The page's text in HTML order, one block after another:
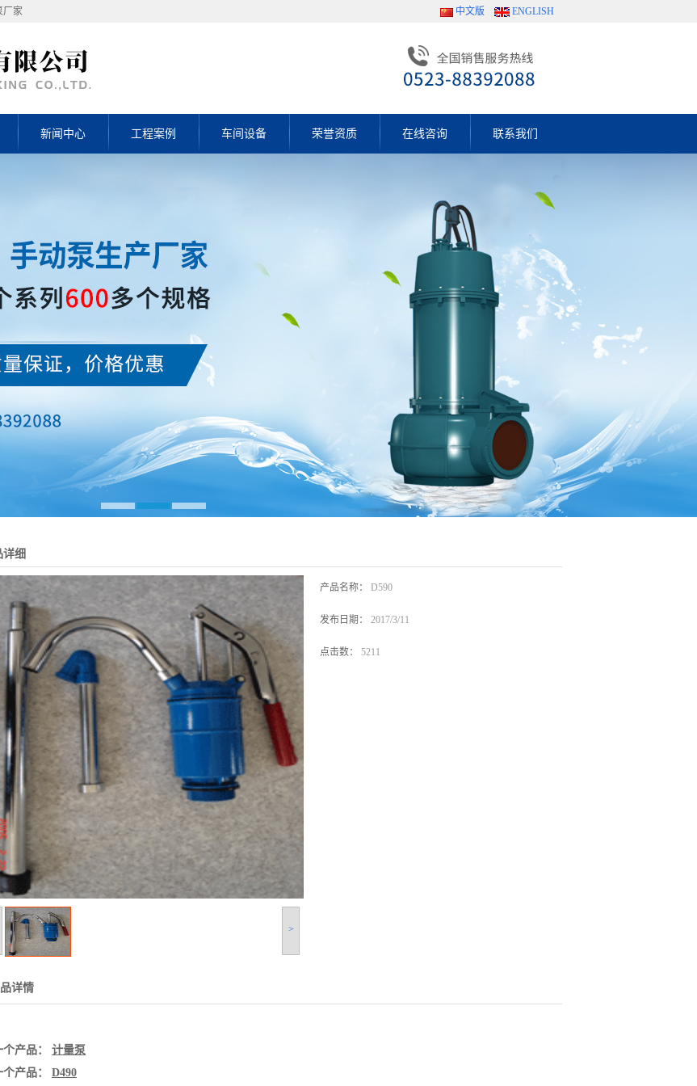
厂家 中文版 ENGLISH
新闻中心 工程案例 车间设备 荣誉资质 在线咨询 联系我们
详细
>
产品名称： D590
发布日期： 2017/3/11
点击数： 5211
详情
个产品： 计量泵
个产品： D490